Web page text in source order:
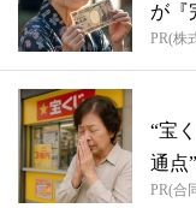
が『
PR(株
“宝
通点
PR(合